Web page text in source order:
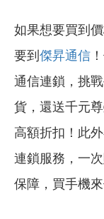
如果想要買到
要到 傑昇通信
通信連鎖，挑
貨，還送千元
高額折扣！此
連鎖服務，一
保障，買手機